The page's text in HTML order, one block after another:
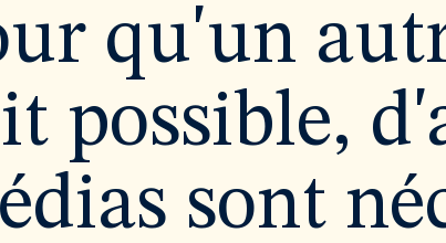
qu'un
possible,
sont